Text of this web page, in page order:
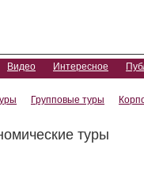
Видео Интересное
Групповые туры
туры